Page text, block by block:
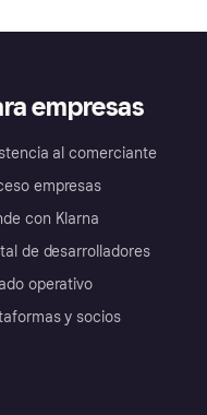
empresas
al comerciante
empresas
con Klarna
de desarrolladores
operativo
y socios